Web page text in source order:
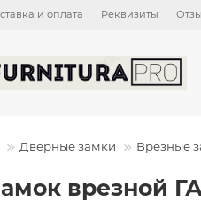
и оплата Реквизиты
Дверные замки Врезные
врезной